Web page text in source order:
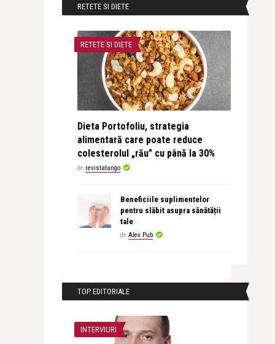
RETETE SI DIETE
RETETE SI DIETE
Dieta Portofoliu, strategia
alimentară care poate reduce
colesterolul „rău” cu până la 30%
de revistatango
Beneficiile suplimentelor
pentru slăbit asupra sănătății
tale
de Alex Pub
TOP EDITORIALE
INTERVIURI